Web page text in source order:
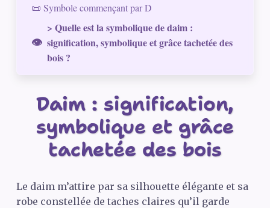
📜 Symbole commençant par D
> Quelle est la symbolique de daim :
signification, symbolique et grâce tachetée des
bois ?
Daim : signification,
symbolique et grâce
tachetée des bois
Le daim m’attire par sa silhouette élégante et sa
robe constellée de taches claires qu’il garde